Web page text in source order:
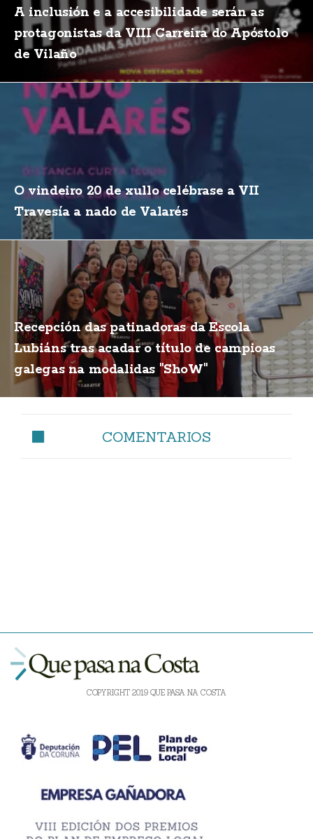
A inclusión e a accesibilidade serán as
protagonistas da VIII Carreira do Apóstolo
de Vilaño
O vindeiro 20 de xullo celébrase a VII
Travesía a nado de Valarés
Recepción das patinadoras da Escola
Lubiáns tras acadar o título de campioas
galegas na modalidas "ShoW"
COMENTARIOS
COPYRIGHT 2019 QUE PASA NA COSTA